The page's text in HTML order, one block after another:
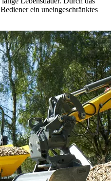
ein uneingeschränktes